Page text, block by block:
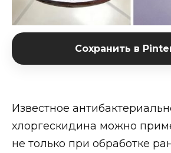
Сохранить в
Известное
хлоргескидина можно
не только при обработке